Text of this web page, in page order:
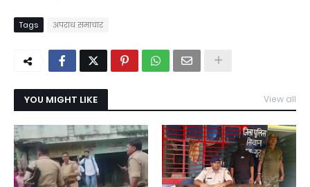
Tags अपराध समाचार
YOU MIGHT LIKE View all